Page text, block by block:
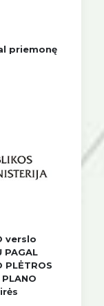
priemonę
verslo
PAGAL
PLĖTROS